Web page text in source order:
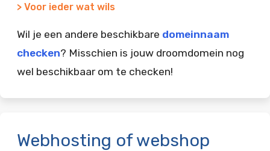
> Voor ieder wat wils
Wil je een andere beschikbare domeinnaam
checken? Misschien is jouw droomdomein nog
wel beschikbaar om te checken!
Webhosting of webshop